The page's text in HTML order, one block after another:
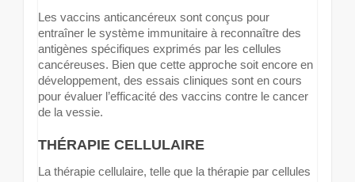
Les vaccins anticancéreux sont conçus pour
entraîner le système immunitaire à reconnaître des
antigènes spécifiques exprimés par les cellules
cancéreuses. Bien que cette approche soit encore en
développement, des essais cliniques sont en cours
pour évaluer l’efficacité des vaccins contre le cancer
de la vessie.
THÉRAPIE CELLULAIRE
La thérapie cellulaire, telle que la thérapie par cellules